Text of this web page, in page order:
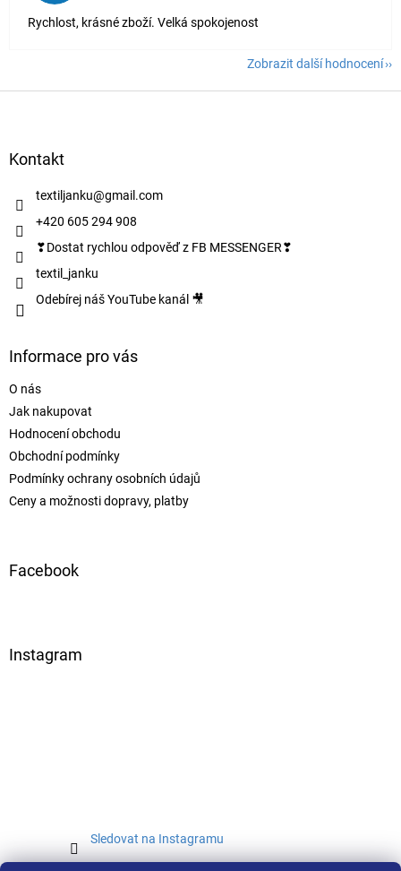
Rychlost, krásné zboží. Velká spokojenost
Zobrazit další hodnocení
Kontakt
textiljanku@gmail.com
+420 605 294 908
❣Dostat rychlou odpověď z FB MESSENGER❣
textil_janku
Odebírej náš YouTube kanál 🎥
Informace pro vás
O nás
Jak nakupovat
Hodnocení obchodu
Obchodní podmínky
Podmínky ochrany osobních údajů
Ceny a možnosti dopravy, platby
Facebook
Instagram
Sledovat na Instagramu